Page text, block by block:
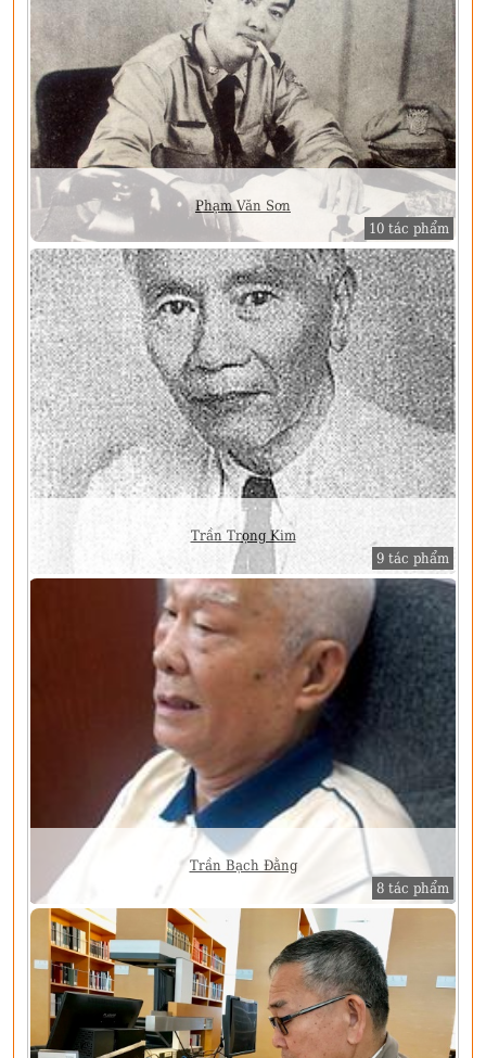
Phạm Văn Sơn
10 tác phẩm
Trần Trọng Kim
9 tác phẩm
Trần Bạch Đằng
8 tác phẩm